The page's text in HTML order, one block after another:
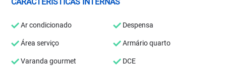
Ar condicionado Despensa
Área serviço Armário quarto
Varanda gourmet DCE